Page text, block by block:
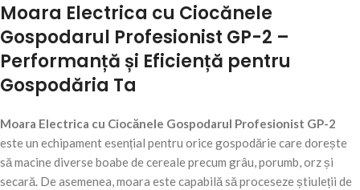
Moara Electrica cu Ciocănele
Gospodarul Profesionist GP-2 –
Performanță și Eficiență pentru
Gospodăria Ta
Moara Electrica cu Ciocănele Gospodarul Profesionist GP-2
este un echipament esențial pentru orice gospodărie care dorește
să macine diverse boabe de cereale precum grâu, porumb, orz și
secară. De asemenea, moara este capabilă să proceseze știuleții de